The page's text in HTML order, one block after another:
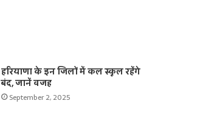
हरियाणा के इन जिलों में कल स्कूल रहेंगे
बंद, जानें वजह
September 2, 2025